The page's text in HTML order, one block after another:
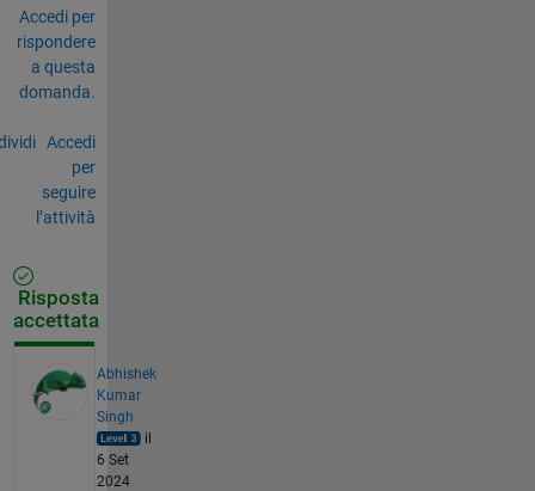
Accedi per
rispondere
a questa
domanda.
Accedi
per
seguire
l’attività
Risposta
accettata
Abhishek
Kumar
Singh
il
6 Set
2024